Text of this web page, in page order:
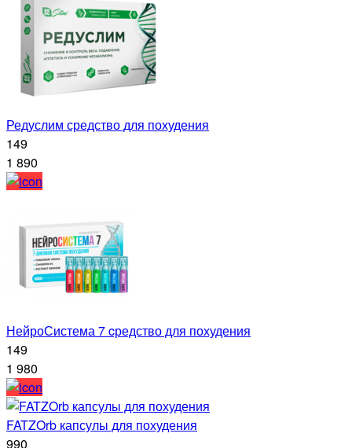
Редуслим средство для похудения
149
1 890
НейроСистема 7 cредство для похудения
149
1 980
FATZOrb капсулы для похудения
990